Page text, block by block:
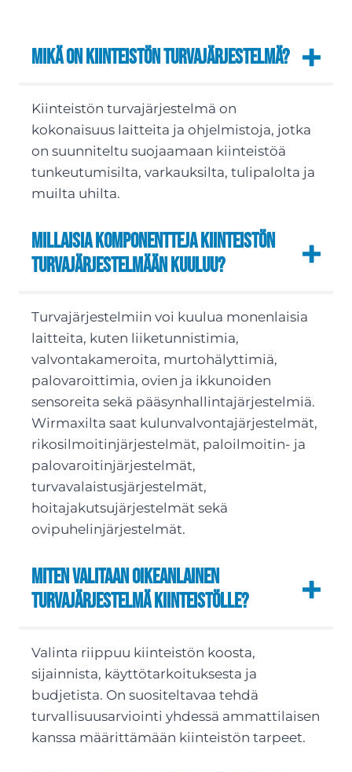
Mikä on kiinteistön turvajärjestelmä?
Kiinteistön turvajärjestelmä on
kokonaisuus laitteita ja ohjelmistoja, jotka
on suunniteltu suojaamaan kiinteistöä
tunkeutumisilta, varkauksilta, tulipalolta ja
muilta uhilta.
Millaisia komponentteja kiinteistön
turvajärjestelmään kuuluu?
Turvajärjestelmiin voi kuulua monenlaisia
laitteita, kuten liiketunnistimia,
valvontakameroita, murtohälyttimiä,
palovaroittimia, ovien ja ikkunoiden
sensoreita sekä pääsynhallintajärjestelmiä.
Wirmaxilta saat kulunvalvontajärjestelmät,
rikosilmoitinjärjestelmät, paloilmoitin- ja
palovaroitinjärjestelmät,
turvavalaistusjärjestelmät,
hoitajakutsujärjestelmät sekä
ovipuhelinjärjestelmät.
Miten valitaan oikeanlainen
turvajärjestelmä kiinteistölle?
Valinta riippuu kiinteistön koosta,
sijainnista, käyttötarkoituksesta ja
budjetista. On suositeltavaa tehdä
turvallisuusarviointi yhdessä ammattilaisen
kanssa määrittämään kiinteistön tarpeet.